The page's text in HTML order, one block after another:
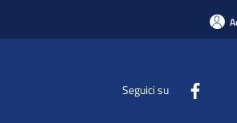
Seguici su